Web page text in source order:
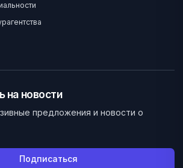
на новости
предложения и новости о
Подписаться